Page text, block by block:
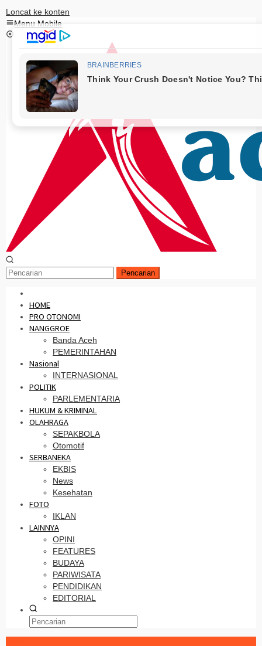
Loncat ke konten
Menu Mobile
Pencarian
HOME
PRO OTONOMI
NANGGROE
Banda Aceh
PEMERINTAHAN
Nasional
INTERNASIONAL
POLITIK
PARLEMENTARIA
HUKUM & KRIMINAL
OLAHRAGA
SEPAKBOLA
Otomotif
SERBANEKA
EKBIS
News
Kesehatan
FOTO
IKLAN
LAINNYA
OPINI
FEATURES
BUDAYA
PARIWISATA
PENDIDIKAN
EDITORIAL